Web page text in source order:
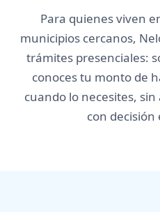
Para quienes viven
municipios cercanos,
trámites presenciales:
conoces tu monto de
cuando lo necesites,
con